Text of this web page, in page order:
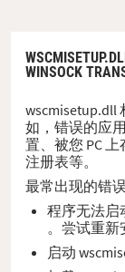
WINSOCK
wscmisetup.dll
如，错误的应
置、被您 PC
注册表等。
最常出现的错
程序无法启
。尝试重新
启动